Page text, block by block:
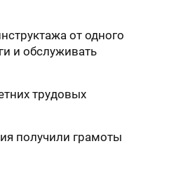
от одного
и обслуживать
трудовых
получили грамоты